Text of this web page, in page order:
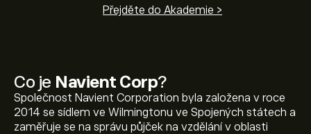
Co je Navient Corp?
Společnost Navient Corporation byla založena v roce
2014 se sídlem ve Wilmingtonu ve Spojených státech a
zaměřuje se na správu půjček na vzdělání v oblasti
Přejděte do Akademie >